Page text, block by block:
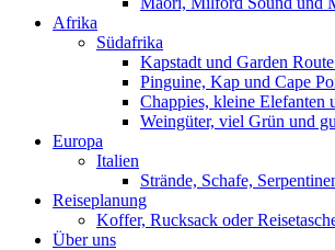
Afrika
Südafrika
Kapstadt und Garden
Pinguine, Kap und Cape
Chappies, kleine Elefanten
Weingüter, viel Grün und
Europa
Italien
Strände, Schafe,
Reiseplanung
Koffer, Rucksack oder
Über uns